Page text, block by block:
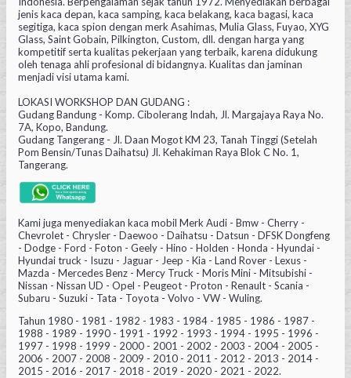
jenis kaca depan, kaca samping, kaca belakang, kaca bagasi, kaca
segitiga, kaca spion dengan merk Asahimas, Mulia Glass, Fuyao, XYG
Glass, Saint Gobain, Pilkington, Custom, dll. dengan harga yang
kompetitif serta kualitas pekerjaan yang terbaik, karena didukung
oleh tenaga ahli profesional di bidangnya. Kualitas dan jaminan
menjadi visi utama kami.
LOKASI WORKSHOP DAN GUDANG :
Gudang Bandung - Komp. Cibolerang Indah, Jl. Margajaya Raya No.
7A, Kopo, Bandung.
Gudang Tangerang - Jl. Daan Mogot KM 23, Tanah Tinggi (Setelah
Pom Bensin/Tunas Daihatsu) Jl. Kehakiman Raya Blok C No. 1,
Tangerang.
Kami juga menyediakan kaca mobil Merk Audi - Bmw - Cherry -
Chevrolet - Chrysler - Daewoo - Daihatsu - Datsun - DFSK Dongfeng
- Dodge - Ford - Foton - Geely - Hino - Holden - Honda - Hyundai -
Hyundai truck - Isuzu - Jaguar - Jeep - Kia - Land Rover - Lexus -
Mazda - Mercedes Benz - Mercy Truck - Moris Mini - Mitsubishi -
Nissan - Nissan UD - Opel - Peugeot - Proton - Renault - Scania -
Subaru - Suzuki - Tata - Toyota - Volvo - VW - Wuling.
Tahun 1980 - 1981 - 1982 - 1983 - 1984 - 1985 - 1986 - 1987 -
1988 - 1989 - 1990 - 1991 - 1992 - 1993 - 1994 - 1995 - 1996 -
1997 - 1998 - 1999 - 2000 - 2001 - 2002 - 2003 - 2004 - 2005 -
2006 - 2007 - 2008 - 2009 - 2010 - 2011 - 2012 - 2013 - 2014 -
2015 - 2016 - 2017 - 2018 - 2019 - 2020 - 2021 - 2022.